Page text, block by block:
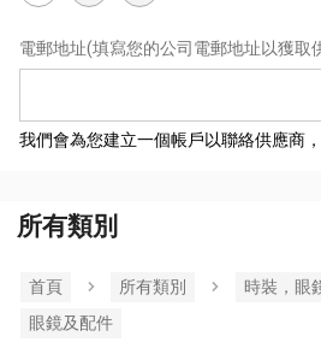
電郵地址(填寫您的公司電郵地址以獲取
我們會為您建立一個帳戶以聯絡供應商
所有類別
首頁 所有類別
時裝，眼
眼鏡及配件